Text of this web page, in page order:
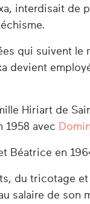
interdisait de
qui suivent le
devient
Hiriart de
1958 avec
Béatrice en
du tricotage
salaire de son